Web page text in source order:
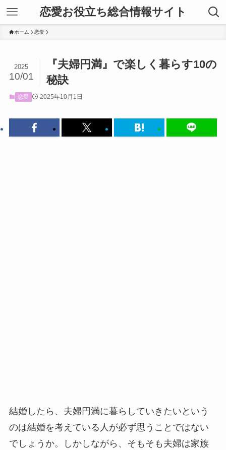
恋愛お役立ち総合情報サイト
ホーム 恋愛
『夫婦円満』で楽しく暮らす10の
秘訣
2025
10/01
恋愛 2025年10月1日
結婚したら、夫婦円満に暮らしていきたいという
のは結婚を考えている人が必ず思うことではない
でしょうか。しかしながら、そもそも夫婦は家族